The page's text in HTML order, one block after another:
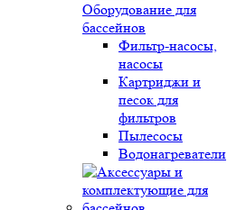
Оборудование для
бассейнов
Фильтр-насосы,
насосы
Картриджи и
песок для
фильтров
Пылесосы
Водонагреватели